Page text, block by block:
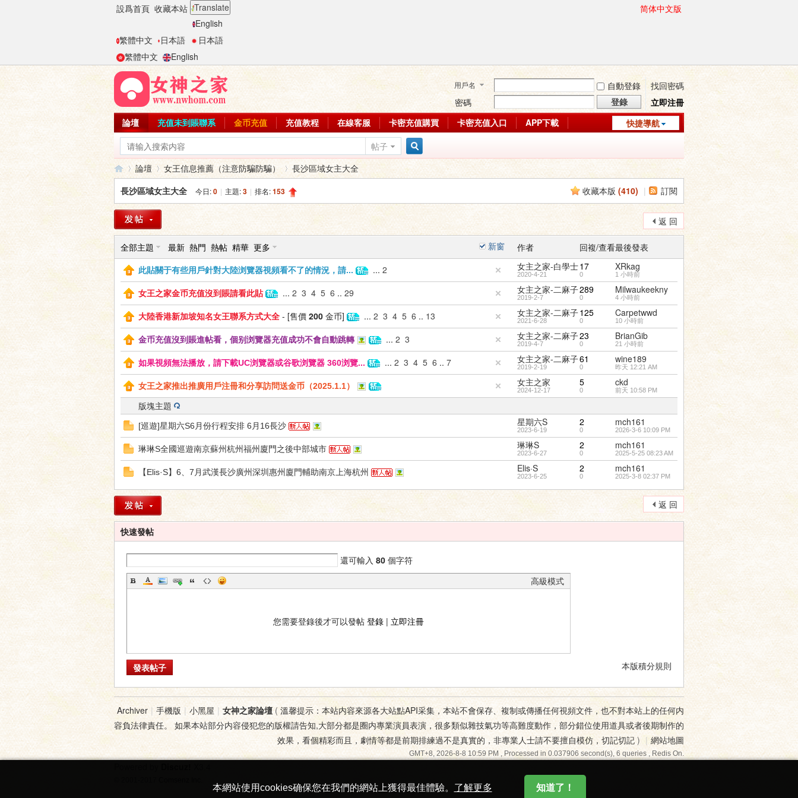
設爲首頁 收藏本站 Translate
English
繁體中文
日本語
日本語
繁體中文
English
简体中文版
用戶名 自動登錄
找回密碼
密碼
登錄
立即注冊
快捷導航
論壇 充值未到賬聯系 金币充值 充值教程 在線客服 卡密充值購買 卡密充值入口
APP下載
帖子
索
論
»
論壇
›
女王信息推薦（注意防騙防騙）
長沙區域女主大全
收藏本版 (410) | 訂閱
長沙區域女主大全 今日:0 | 主題:3 | 排名:153
返 回
新窗
全部主題 最新 熱門 熱帖 精華 更多 作者 回複/查看最後發表
此貼關于有些用戶針對大陸浏覽器視頻看不了的情況，請... ... 2 女主之家-白學士
2020-4-21
17
0
XRkag
1 小時前
女王之家金币充值沒到賬請看此貼 ... 2 3 4 5 6 .. 29 女主之家-二麻子
2019-2-7
289
0
Milwaukeekny
4 小時前
大陸香港新加坡知名女王聯系方式大全 - [售價 200 金币] ... 2 3 4 5 6 .. 13 女主之家-二麻子
2021-6-28
125
0
Carpetwwd
10 小時前
金币充值沒到賬進帖看，個别浏覽器充值成功不會自動跳轉 ... 2 3 女主之家-二麻子
2019-4-7
23
0
BrianGib
21 小時前
如果視頻無法播放，請下載UC浏覽器或谷歌浏覽器 360浏覽... ... 2 3 4 5 6 .. 7 女主之家-二麻子
2019-2-19
61
0
wine189
昨天 12:21 AM
女王之家推出推廣用戶注冊和分享訪問送金币（2025.1.1） 女主之家
2024-12-17
5
0
ckd
前天 10:58 PM
版塊主題
[巡遊]星期六S6月份行程安排 6月16長沙 星期六S
2023-6-19
2
0
mch161
2026-3-6 10:09 PM
琳琳S全國巡遊南京蘇州杭州福州廈門之後中部城市 琳琳S
2023-6-27
2
0
mch161
2025-5-25 08:23 AM
【Elis·S】6、7月武漢長沙廣州深圳惠州廈門輔助南京上海杭州 Elis·S
2023-6-25
2
0
mch161
2025-3-8 02:37 PM
返 回
快速發帖
還可輸入 80 個字符
高級模式
您需要登錄後才可以發帖 登錄 | 立即注冊
本版積分規則
發表帖子
本網站使用cookies确保您在我們的網站上獲得最佳體驗。 了解更多 知道了！
Archiver | 手機版 | 小黑屋 | 女神之家論壇( 溫馨提示：本站内容來源各大站點API采集，本站不會保存、複制或傳播任何視頻文件，也不對本站上的任何内
容負法律責任。 如果本站部分内容侵犯您的版權請告知,大部分都是圈内專業演員表演，很多類似雜技氣功等高難度動作，部分錯位使用道具或者後期制作的
效果，看個精彩而且，劇情等都是前期排練過不是真實的，非專業人士請不要擅自模仿，切記切記 ) | 網站地圖
GMT+8, 2026-8-8 10:59 PM, Processed in 0.037906 second(s), 6 queries , Redis On.